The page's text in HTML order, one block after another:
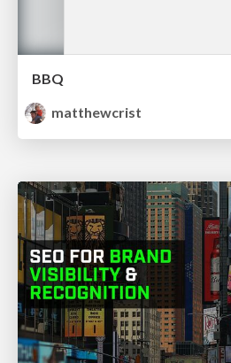
BBQ
matthewcrist